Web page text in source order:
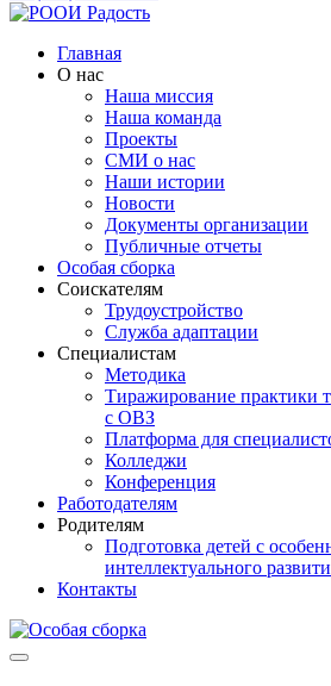
Главная
О нас
Наша миссия
Наша команда
Проекты
СМИ о нас
Наши истории
Новости
Документы организации
Публичные отчеты
Особая сборка
Соискателям
Трудоустройство
Служба адаптации
Специалистам
Методика
Тиражирование практики
с ОВЗ
Платформа для
Колледжи
Конференция
Работодателям
Родителям
Подготовка детей с
интеллектуального
Контакты